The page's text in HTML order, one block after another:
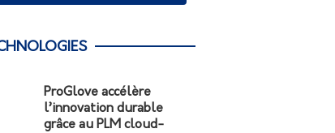
ProGlove accélère
l’innovation durable
grâce au PLM cloud-